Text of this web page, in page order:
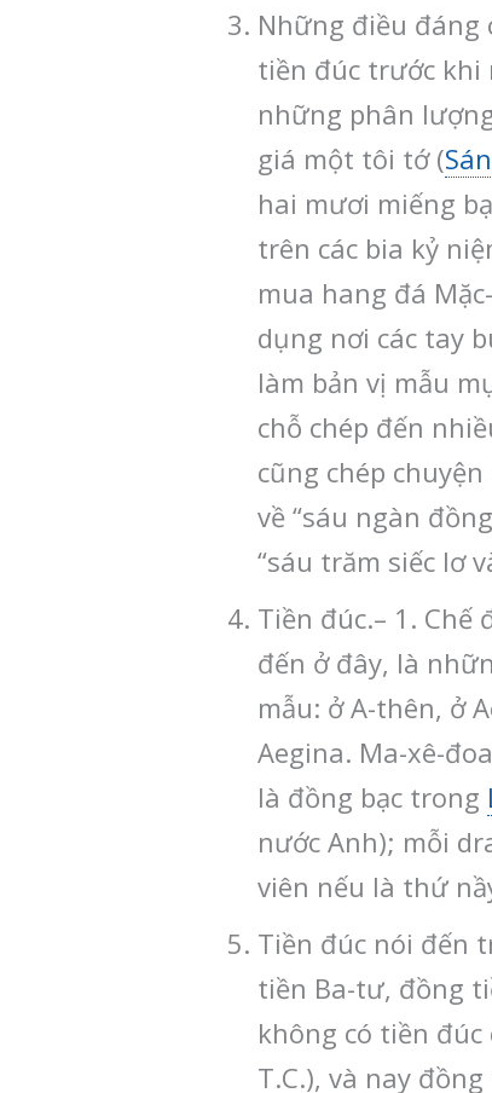
Những điều đáng
tiền đúc trước khi
những phân
giá một tôi tớ (
hai mươi miếng
trên các bia kỷ
mua hang đá
dụng nơi các tay
làm bản vị mẫu
chỗ chép đến
cũng chép
về “sáu ngàn
“sáu trăm siếc lơ
Tiền đúc.– 1.
đến ở đây, là
mẫu: ở A-thên, ở
Aegina. Ma-xê-
là đồng bạc trong
nước Anh); mỗi
viên nếu là thứ
Tiền đúc nói đến
tiền Ba-tư, đồng
không có tiền đúc
T.C.), và nay